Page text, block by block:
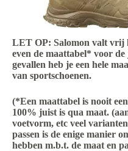
LET OP: Salomon valt vrij
even de maattabel* voor
gevallen heb je een hele
van sportschoenen.
(*Een maattabel is nooit
100% juist is qua maat.
voetvorm, etc veel
passen is de enige manier
hebben m.b.t. de maat en